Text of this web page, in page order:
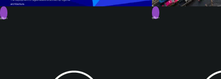
ดูเนื้อหา ดูเนื้อหา